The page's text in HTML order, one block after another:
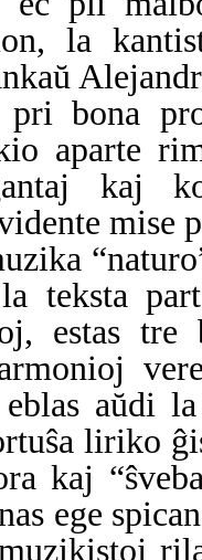
la
pri bona
aparte
kaj
mise
teksta
estas
eblas aŭdi
liriko
kaj
ege